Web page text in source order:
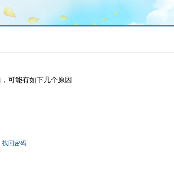
可能有如下几个原因
找回密码